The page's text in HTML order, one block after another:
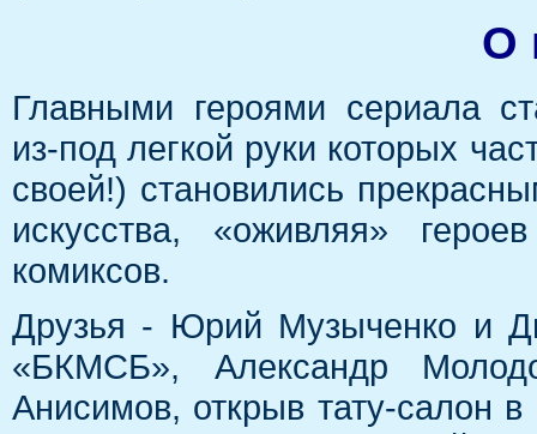
О
Главными героями сериала
из-под легкой руки которых
своей!) становились
искусства, «оживляя»
комиксов.
Друзья - Юрий Музыченко и
«БКМСБ», Александр
Анисимов, открыв тату-салон